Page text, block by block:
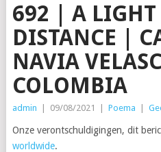
692 | A LIGHT
DISTANCE |
NAVIA
COLOMBIA
admin 09/08/2021 Poema
Onze verontschuldigingen, dit
worldwide.